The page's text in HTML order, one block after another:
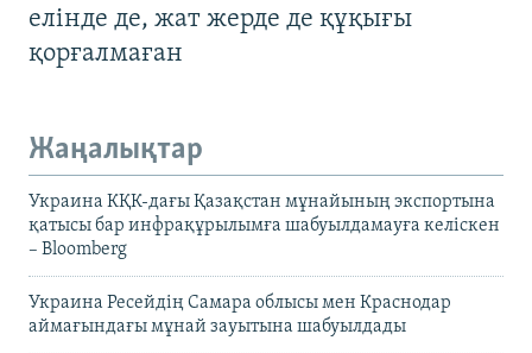
елінде де, жат жерде де құқығы
қорғалмаған
Жаңалықтар
Украина КҚК-дағы Қазақстан мұнайының экспортына
қатысы бар инфрақұрылымға шабуылдамауға келіскен
– Bloomberg
Украина Ресейдің Самара облысы мен Краснодар
аймағындағы мұнай зауытына шабуылдады